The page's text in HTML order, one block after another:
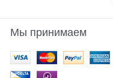
Мы принимаем